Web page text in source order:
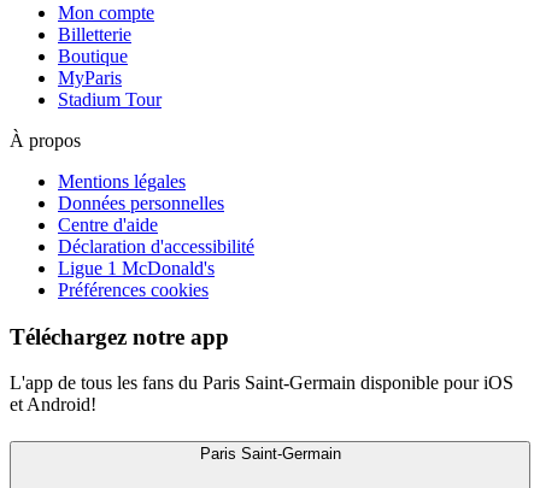
Mon compte
Billetterie
Boutique
MyParis
Stadium Tour
À propos
Mentions légales
Données personnelles
Centre d'aide
Déclaration d'accessibilité
Ligue 1 McDonald's
Préférences cookies
Téléchargez notre app
L'app de tous les fans du Paris Saint-Germain disponible pour iOS
et Android!
Paris Saint-Germain